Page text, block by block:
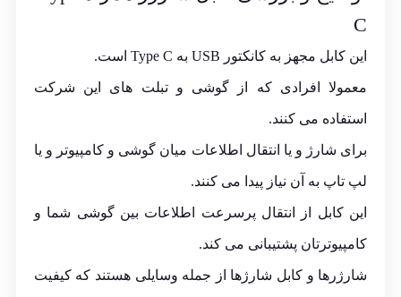
C
این کابل مجهز به کانکتور USB به Type C است.
معمولا افرادی که از گوشی و تبلت های این شرکت
استفاده می کنند.
برای شارژ و یا انتقال اطلاعات میان گوشی و کامپیوتر و یا
لپ تاپ به آن نیاز پیدا می کنند.
این کابل از انتقال پرسرعت اطلاعات بین گوشی شما و
کامپیوترتان پشتیبانی می کند.
شارژرها و کابل شارژها از جمله وسایلی هستند که کیفیت